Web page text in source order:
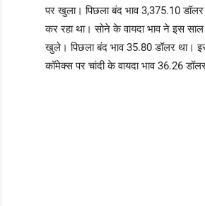
पर खुला। पिछला बंद भाव 3,375.10
कर रहा था। सोने के वायदा भाव ने इस
खुले। पिछला बंद भाव 35.80 डॉलर था।
कॉमेक्स पर चांदी के वायदा भाव 36.26